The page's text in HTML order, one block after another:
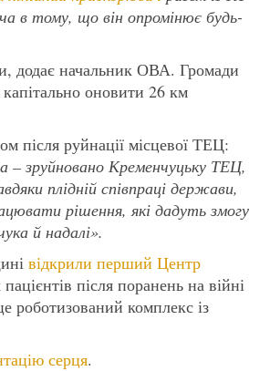
в тому, що він опромінює будь-
додає начальник ОВА. Громади
оновити 26 км
після руйнації місцевої ТЕЦ:
– зруйновано Кременчуцьку ТЕЦ,
плідній співпраці держави,
рішення, які дадуть змогу
й надалі».
відкрили перший Центр
після поранень на війні
роботизований комплекс із
серця.